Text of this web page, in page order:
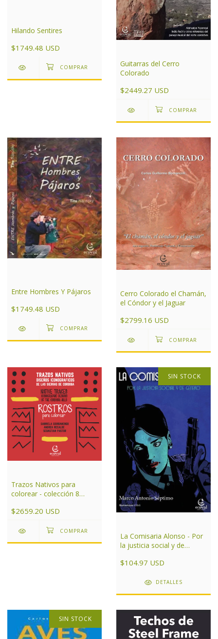
Hilando Sentires
$1749.48 USD
Guitarras del Cerro
Colorado
$2449.27 USD
Entre Hombres Y Pájaros
$1749.48 USD
Cerro Colorado el Chamán,
el Cóndor y el Jaguar
$2799.16 USD
Trazos Nativos para
colorear - colección 8
$2659.20 USD
SIN STOCK
La Comisaria Alonso - Por
la justicia social y de
$104.97 USD
DETALLES
SIN STOCK